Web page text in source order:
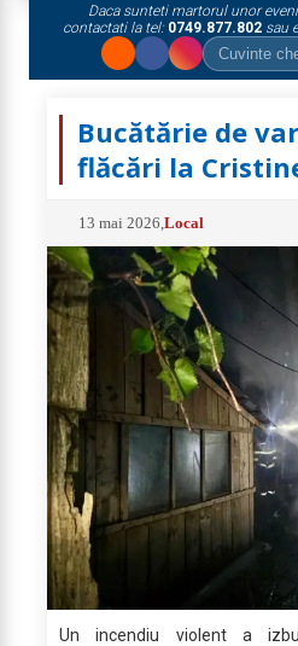
Daca sunteti martorul unor
contactati la tel: 0749.877.802sau
Bucătărie de
flăcări la
13 mai 2026 ,Local
Un incendiu violent a